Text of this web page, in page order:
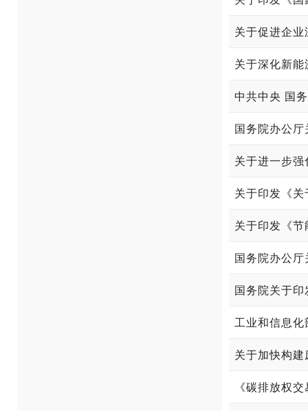
关于促进企
关于深化新
中共中央 国
国务院办公
关于进一步
关于印发《
关于印发《
国务院关于
工业和信息
关于加快构
《碳排放权